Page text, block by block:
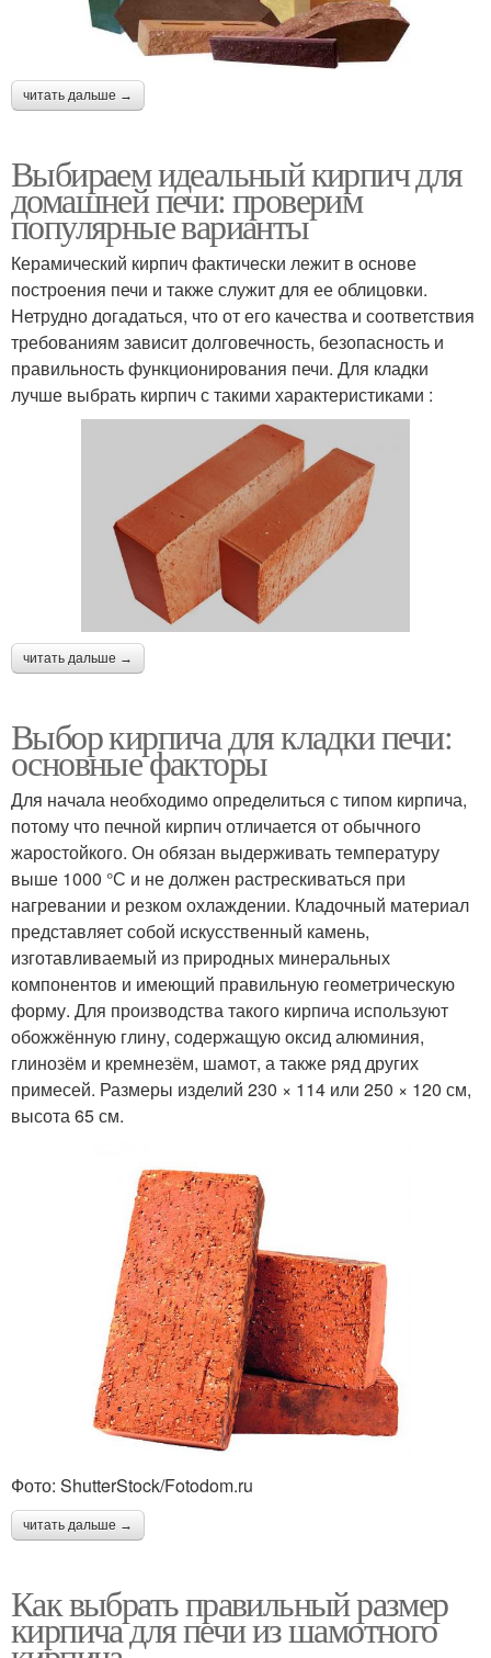
читать дальше →
Выбираем идеальный кирпич для
домашней печи: проверим
популярные варианты
Керамический кирпич фактически лежит в основе
построения печи и также служит для ее облицовки.
Нетрудно догадаться, что от его качества и соответствия
требованиям зависит долговечность, безопасность и
правильность функционирования печи. Для кладки
лучше выбрать кирпич с такими характеристиками :
читать дальше →
Выбор кирпича для кладки печи:
основные факторы
Для начала необходимо определиться с типом кирпича,
потому что печной кирпич отличается от обычного
жаростойкого. Он обязан выдерживать температуру
выше 1000 °С и не должен растрескиваться при
нагревании и резком охлаждении. Кладочный материал
представляет собой искусственный камень,
изготавливаемый из природных минеральных
компонентов и имеющий правильную геометрическую
форму. Для производства такого кирпича используют
обожжённую глину, содержащую оксид алюминия,
глинозём и кремнезём, шамот, а также ряд других
примесей. Размеры изделий 230 × 114 или 250 × 120 см,
высота 65 см.
Фото: ShutterStock/Fotodom.ru
читать дальше →
Как выбрать правильный размер
кирпича для печи из шамотного